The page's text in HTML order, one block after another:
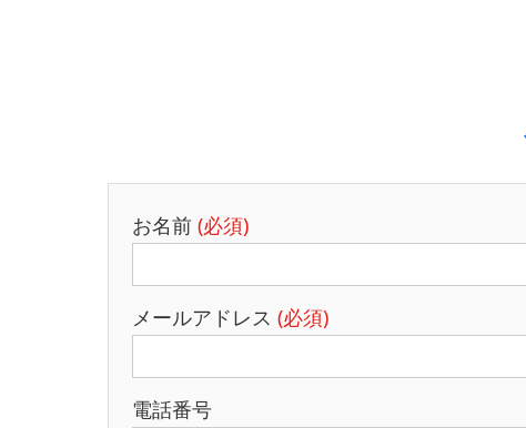
お名前 (必須)
メールアドレス (必須)
電話番号